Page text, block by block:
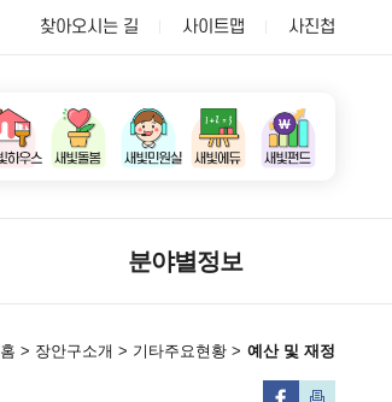
찾아오시는 길 사이트맵 사진첩
분야별정보
홈 > 장안구소개 > 기타주요현황 > 예산 및 재정